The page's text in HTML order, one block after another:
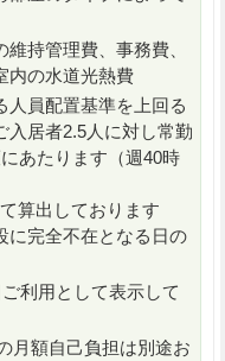
持管理費、事務費、
内の水道光熱費
員配置基準を上回る
入居者2.5人に対し常勤
あたります（週40時
算出しております
に完全不在となる日の
利用として表示して
月額自己負担は別途お